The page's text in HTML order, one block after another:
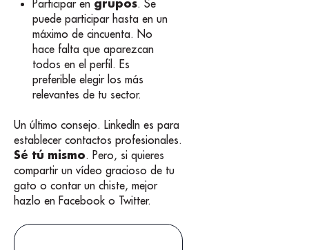
Participar en grupos. Se
puede participar hasta en un
máximo de cincuenta. No
hace falta que aparezcan
todos en el perfil. Es
preferible elegir los más
relevantes de tu sector.
Un último consejo. LinkedIn es para
establecer contactos profesionales.
Sé tú mismo. Pero, si quieres
compartir un vídeo gracioso de tu
gato o contar un chiste, mejor
hazlo en Facebook o Twitter.